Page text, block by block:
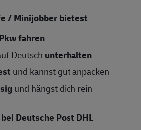
/ Minijobber bietest
Pkw fahren
Deutsch unterhalten
und kannst gut anpacken
und hängst dich rein
Deutsche Post DHL